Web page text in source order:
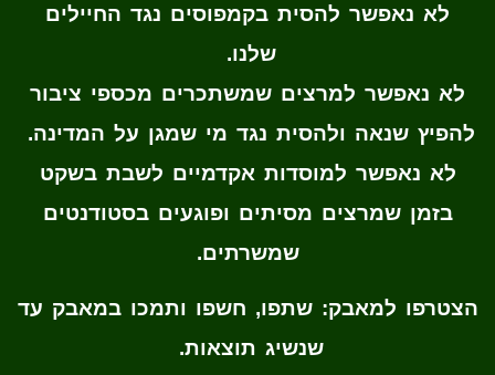
לא נאפשר להסית בקמפוסים נגד החיילים
שלנו.
לא נאפשר למרצים שמשתכרים מכספי ציבור
להפיץ שנאה ולהסית נגד מי שמגן על המדינה.
לא נאפשר למוסדות אקדמיים לשבת בשקט
בזמן שמרצים מסיתים ופוגעים בסטודנטים
שמשרתים.
הצטרפו למאבק: שתפו, חשפו ותמכו במאבק עד
שנשיג תוצאות.